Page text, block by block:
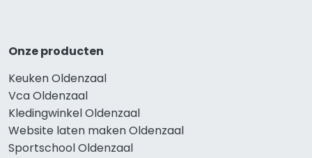
Onze producten
Keuken Oldenzaal
Vca Oldenzaal
Kledingwinkel Oldenzaal
Website laten maken Oldenzaal
Sportschool Oldenzaal